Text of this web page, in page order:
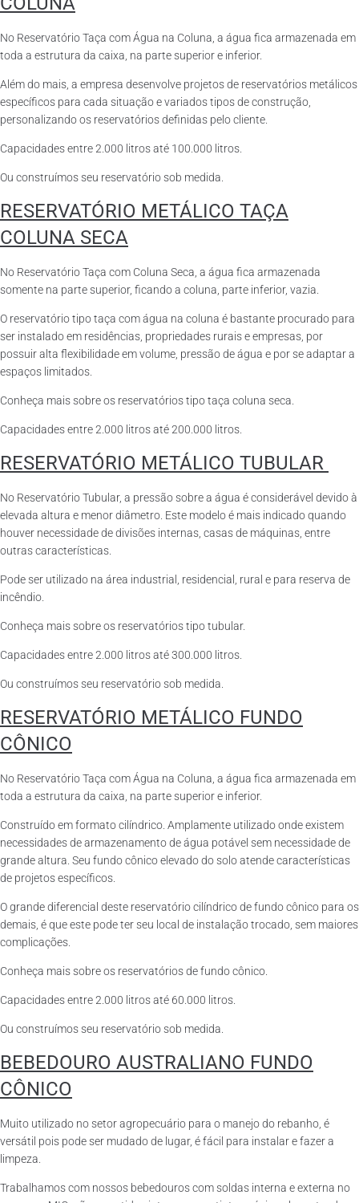
No Reservatório Taça com Água na Coluna, a água fica armazenada em
toda a estrutura da caixa, na parte superior e inferior.
Além do mais, a empresa desenvolve projetos de reservatórios metálicos
específicos para cada situação e variados tipos de construção,
personalizando os reservatórios definidas pelo cliente.
Capacidades entre 2.000 litros até 100.000 litros.
Ou construímos seu reservatório sob medida.
RESERVATÓRIO METÁLICO TAÇA
COLUNA SECA
No Reservatório Taça com Coluna Seca, a água fica armazenada
somente na parte superior, ficando a coluna, parte inferior, vazia.
O reservatório tipo taça com água na coluna é bastante procurado para
ser instalado em residências, propriedades rurais e empresas, por
possuir alta flexibilidade em volume, pressão de água e por se adaptar a
espaços limitados.
Conheça mais sobre os reservatórios tipo taça coluna seca.
Capacidades entre 2.000 litros até 200.000 litros.
RESERVATÓRIO METÁLICO TUBULAR
No Reservatório Tubular, a pressão sobre a água é considerável devido à
elevada altura e menor diâmetro. Este modelo é mais indicado quando
houver necessidade de divisões internas, casas de máquinas, entre
outras características.
Pode ser utilizado na área industrial, residencial, rural e para reserva de
incêndio.
Conheça mais sobre os reservatórios tipo tubular.
Capacidades entre 2.000 litros até 300.000 litros.
Ou construímos seu reservatório sob medida.
RESERVATÓRIO METÁLICO FUNDO
CÔNICO
No Reservatório Taça com Água na Coluna, a água fica armazenada em
toda a estrutura da caixa, na parte superior e inferior.
Construído em formato cilíndrico. Amplamente utilizado onde existem
necessidades de armazenamento de água potável sem necessidade de
grande altura. Seu fundo cônico elevado do solo atende características
de projetos específicos.
O grande diferencial deste reservatório cilíndrico de fundo cônico para os
demais, é que este pode ter seu local de instalação trocado, sem maiores
complicações.
Conheça mais sobre os reservatórios de fundo cônico.
Capacidades entre 2.000 litros até 60.000 litros.
Ou construímos seu reservatório sob medida.
BEBEDOURO AUSTRALIANO FUNDO
CÔNICO
Muito utilizado no setor agropecuário para o manejo do rebanho, é
versátil pois pode ser mudado de lugar, é fácil para instalar e fazer a
limpeza.
Trabalhamos com nossos bebedouros com soldas interna e externa no